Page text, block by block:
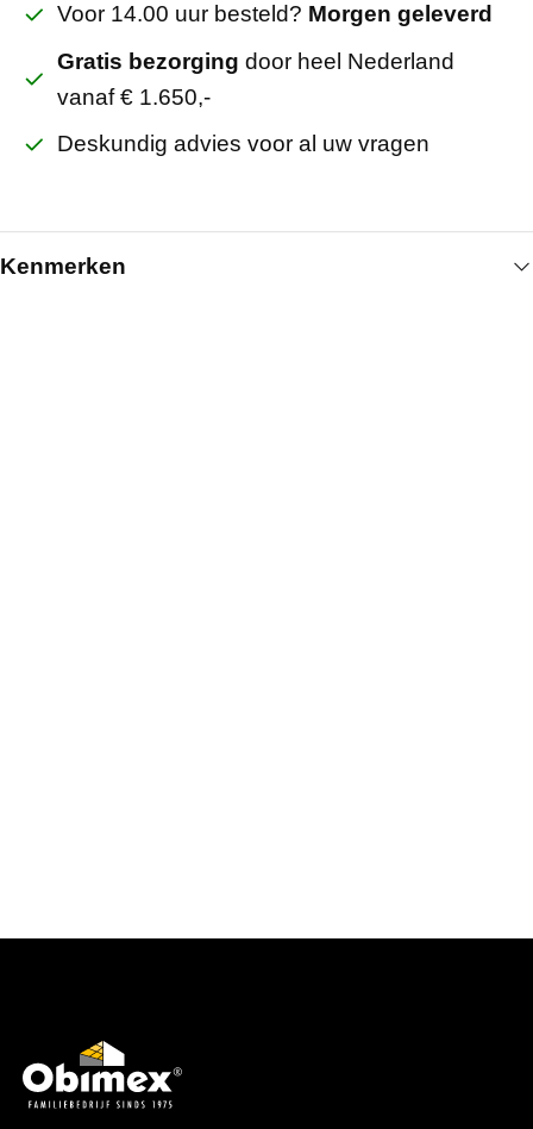
Voor 14.00 uur besteld? Morgen geleverd
Gratis bezorging door heel Nederland
vanaf € 1.650,-
Deskundig advies voor al uw vragen
Kenmerken